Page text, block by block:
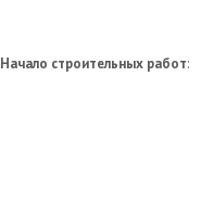
Начало строительных работ: